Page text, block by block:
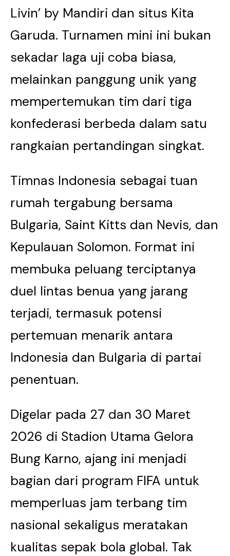
Livin’ by Mandiri dan situs Kita
Garuda. Turnamen mini ini bukan
sekadar laga uji coba biasa,
melainkan panggung unik yang
mempertemukan tim dari tiga
konfederasi berbeda dalam satu
rangkaian pertandingan singkat.
Timnas Indonesia sebagai tuan
rumah tergabung bersama
Bulgaria, Saint Kitts dan Nevis, dan
Kepulauan Solomon. Format ini
membuka peluang terciptanya
duel lintas benua yang jarang
terjadi, termasuk potensi
pertemuan menarik antara
Indonesia dan Bulgaria di partai
penentuan.
Digelar pada 27 dan 30 Maret
2026 di Stadion Utama Gelora
Bung Karno, ajang ini menjadi
bagian dari program FIFA untuk
memperluas jam terbang tim
nasional sekaligus meratakan
kualitas sepak bola global. Tak